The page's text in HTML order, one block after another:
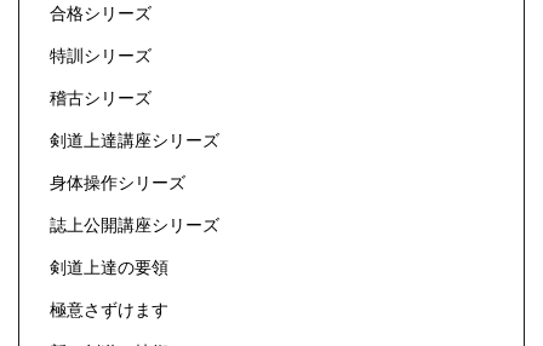
合格シリーズ
特訓シリーズ
稽古シリーズ
剣道上達講座シリーズ
身体操作シリーズ
誌上公開講座シリーズ
剣道上達の要領
極意さずけます